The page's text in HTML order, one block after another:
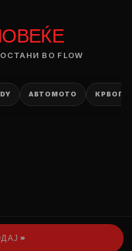
ВО FLOW
АВТОМОТО
›››